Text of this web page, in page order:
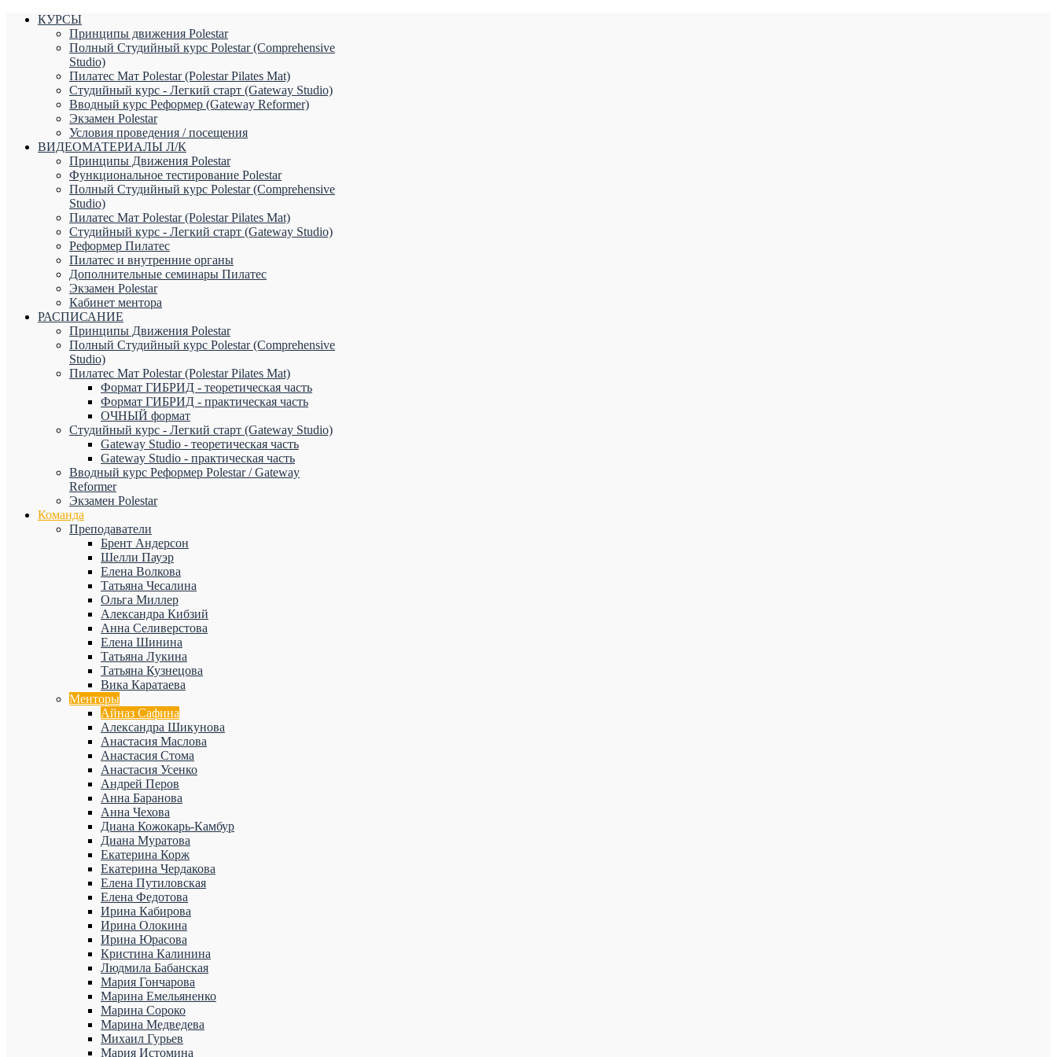
КУРСЫ
Принципы движения Polestar
Полный Студийный курс Polestar (Comprehensive
Studio)
Пилатес Мат Polestar (Polestar Pilates Mat)
Студийный курс - Легкий старт (Gateway Studio)
Вводный курс Реформер (Gateway Reformer)
Экзамен Polestar
Условия проведения / посещения
ВИДЕОМАТЕРИАЛЫ Л/К
Принципы Движения Polestar
Функциональное тестирование Polestar
Полный Студийный курс Polestar (Comprehensive
Studio)
Пилатес Мат Polestar (Polestar Pilates Mat)
Студийный курс - Легкий старт (Gateway Studio)
Реформер Пилатес
Пилатес и внутренние органы
Дополнительные семинары Пилатес
Экзамен Polestar
Кабинет ментора
РАСПИСАНИЕ
Принципы Движения Polestar
Полный Студийный курс Polestar (Comprehensive
Studio)
Пилатес Мат Polestar (Polestar Pilates Mat)
Формат ГИБРИД - теоретическая часть
Формат ГИБРИД - практическая часть
ОЧНЫЙ формат
Студийный курс - Легкий старт (Gateway Studio)
Gateway Studio - теоретическая часть
Gateway Studio - практическая часть
Вводный курс Реформер Polestar / Gateway
Reformer
Экзамен Polestar
Команда
Преподаватели
Брент Андерсон
Шелли Пауэр
Елена Волкова
Татьяна Чесалина
Ольга Миллер
Александра Кибзий
Анна Селиверстова
Елена Шинина
Татьяна Лукина
Татьяна Кузнецова
Вика Каратаева
Менторы
Айназ Сафина
Александра Шикунова
Анастасия Маслова
Анастасия Стома
Анастасия Усенко
Андрей Перов
Анна Баранова
Анна Чехова
Диана Кожокарь-Камбур
Диана Муратова
Екатерина Корж
Екатерина Чердакова
Елена Путиловская
Елена Федотова
Ирина Кабирова
Ирина Олокина
Ирина Юрасова
Кристина Калинина
Людмила Бабанская
Мария Гончарова
Марина Емельяненко
Марина Сороко
Марина Медведева
Михаил Гурьев
Мария Истомина